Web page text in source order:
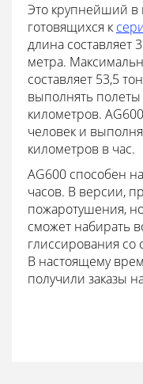
Это крупнейший в
готовящихся к
длина составляет
метра.
составляет 53,5
выполнять полеты
километров.
человек и
километров в час.
AG600 способен
часов. В версии,
пожаротушения,
сможет набирать
глиссирования со
В настоящему
получили заказы